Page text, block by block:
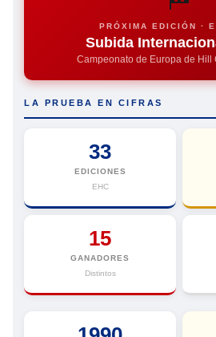
PRÓXIMA EDICIÓN ·
Subida
Campeonato de Europa de Hill
LA PRUEBA EN CIFRAS
33
EDICIONES
EHC
15
GANADORES
Distintos